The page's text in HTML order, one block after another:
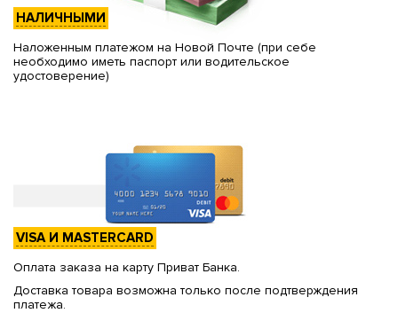
НАЛИЧНЫМИ
Наложенным платежом на Новой Почте (при себе
необходимо иметь паспорт или водительское
удостоверение)
VISA И MASTERCARD
Оплата заказа на карту Приват Банка.
Доставка товара возможна только после подтверждения
платежа.